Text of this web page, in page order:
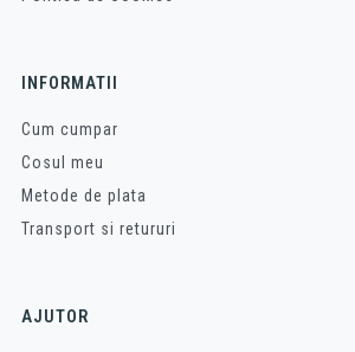
INFORMATII
Cum cumpar
Cosul meu
Metode de plata
Transport si retururi
AJUTOR